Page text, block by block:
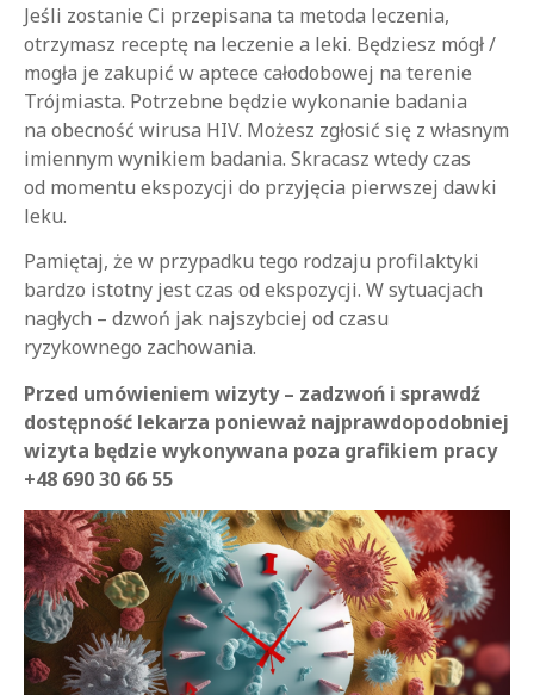
Jeśli zostanie Ci przepisana ta metoda leczenia,
otrzymasz receptę na leczenie a leki. Będziesz mógł /
mogła je zakupić w aptece całodobowej na terenie
Trójmiasta. Potrzebne będzie wykonanie badania
na obecność wirusa HIV. Możesz zgłosić się z własnym
imiennym wynikiem badania. Skracasz wtedy czas
od momentu ekspozycji do przyjęcia pierwszej dawki
leku.
Pamiętaj, że w przypadku tego rodzaju profilaktyki
bardzo istotny jest czas od ekspozycji. W sytuacjach
nagłych – dzwoń jak najszybciej od czasu
ryzykownego zachowania.
Przed umówieniem wizyty – zadzwoń i sprawdź
dostępność lekarza ponieważ najprawdopodobniej
wizyta będzie wykonywana poza grafikiem pracy
+48 690 30 66 55